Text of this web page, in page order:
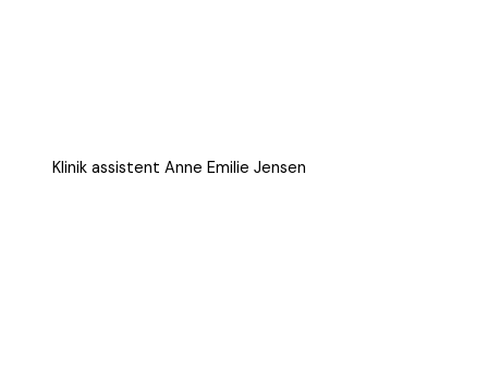
Klinik assistent Anne Emilie Jensen